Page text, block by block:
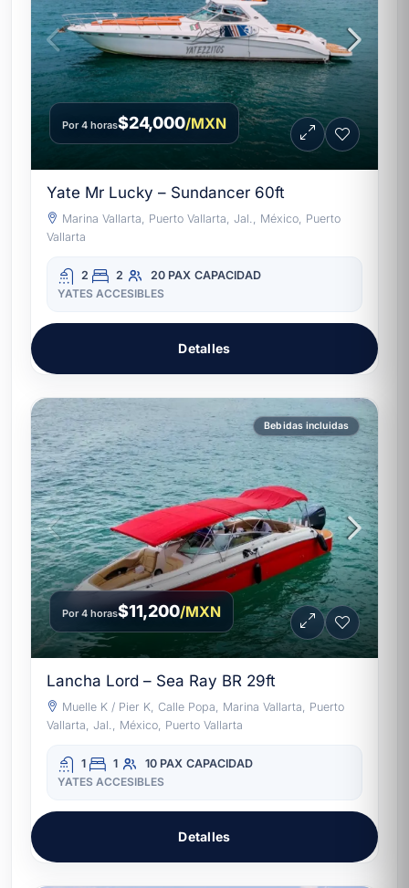
Por 4 horas$24,000/MXN
Yate Mr Lucky – Sundancer 60ft
Marina Vallarta, Puerto Vallarta, Jal., México, Puerto
Vallarta
2 2 20 PAX CAPACIDAD
YATES ACCESIBLES
Detalles
Bebidas incluidas
Por 4 horas$11,200/MXN
Lancha Lord – Sea Ray BR 29ft
Muelle K / Pier K, Calle Popa, Marina Vallarta, Puerto
Vallarta, Jal., México, Puerto Vallarta
1 1 10 PAX CAPACIDAD
YATES ACCESIBLES
Detalles